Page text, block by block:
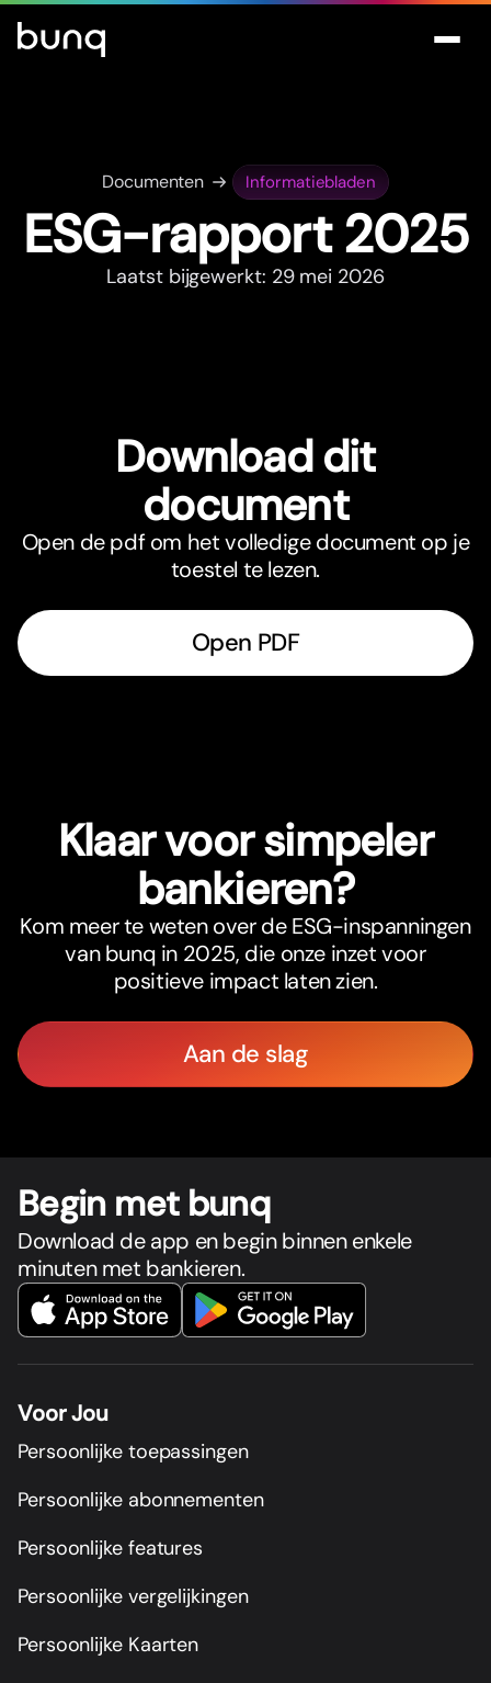
Documenten Informatiebladen
ESG-rapport2025
Laatst bijgewerkt: 29 mei 2026
Download dit
document
Open de pdf om het volledige document op je
toestel te lezen.
Open PDF
Klaar voor simpeler
bankieren?
Kom meer te weten over de ESG-inspanningen
van bunq in 2025, die onze inzet voor
positieve impact laten zien.
Aan de slag
Begin met bunq
Download de app en begin binnen enkele
minuten met bankieren.
Voor Jou
Persoonlijke toepassingen
Persoonlijke abonnementen
Persoonlijke features
Persoonlijke vergelijkingen
Persoonlijke Kaarten